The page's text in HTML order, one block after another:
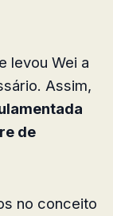
levou Wei a
Assim,
de
no conceito